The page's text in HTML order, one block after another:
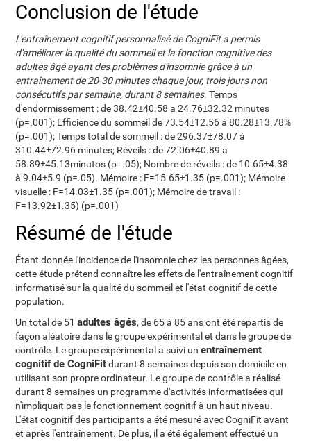
Conclusion de l'étude
L'entraînement cognitif personnalisé de CogniFit a permis
d'améliorer la qualité du sommeil et la fonction cognitive des
adultes âgé ayant des problèmes d'insomnie grâce à un
entraînement de 20-30 minutes chaque jour, trois jours non
consécutifs par semaine, durant 8 semaines. Temps
d'endormissement : de 38.42±40.58 a 24.76±32.32 minutes
(p=.001); Efficience du sommeil de 73.54±12.56 à 80.28±13.78%
(p=.001); Temps total de sommeil : de 296.37±78.07 à
310.44±72.96 minutes; Réveils : de 72.06±40.89 a
58.89±45.13minutos (p=.05); Nombre de réveils : de 10.65±4.38
à 9.04±5.9 (p=.05). Mémoire : F=15.65±1.35 (p=.001); Mémoire
visuelle : F=14.03±1.35 (p=.001); Mémoire de travail :
F=13.92±1.35) (p=.001)
Résumé de l'étude
Étant donnée l'incidence de l'insomnie chez les personnes âgées,
cette étude prétend connaître les effets de l'entraînement cognitif
informatisé sur la qualité du sommeil et l'état cognitif de cette
population.
Un total de 51adultes âgés, de 65 à 85 ans ont été répartis de
façon aléatoire dans le groupe expérimental et dans le groupe de
contrôle. Le groupe expérimental a suivi unentraînement
cognitif de CogniFitdurant 8 semaines depuis son domicile en
utilisant son propre ordinateur. Le groupe de contrôle a réalisé
durant 8 semaines un programme d'activités informatisées qui
n'impliquait pas le fonctionnement cognitif à un haut niveau.
L'état cognitif des participants a été mesuré avec CogniFit avant
et après l'entraînement. De plus, il a été également effectué un